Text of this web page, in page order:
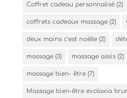
Coffret cadeau personnalisé(2)
coffrets cadeaux massage(2)
deux mains c’est noëlle(2)
massage(3) massage assis(2)
massage bien- être(7)
Massage bien-être evolaxia